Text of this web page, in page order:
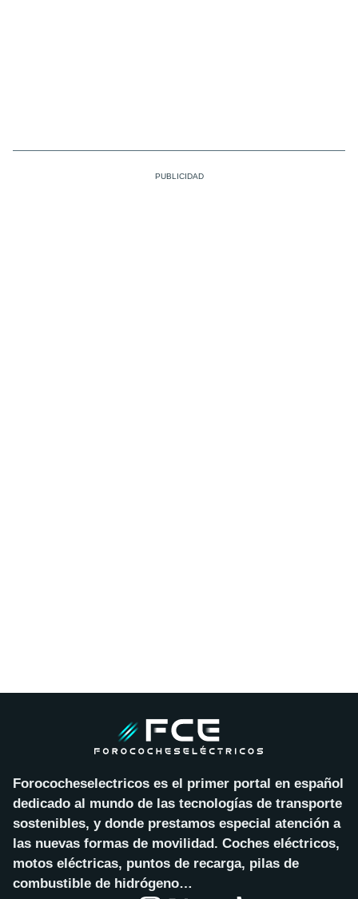
Forococheselectricos es el primer portal en español
dedicado al mundo de las tecnologías de transporte
sostenibles, y donde prestamos especial atención a
las nuevas formas de movilidad. Coches eléctricos,
motos eléctricas, puntos de recarga, pilas de
combustible de hidrógeno…